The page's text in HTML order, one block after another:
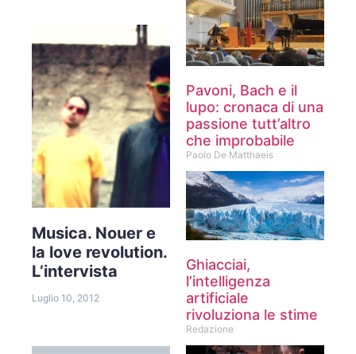
Musica. Nouer e
la love revolution.
L’intervista
Luglio 10, 2012
Pavoni, Bach e il
lupo: cronaca di una
passione tutt’altro
che improbabile
Paolo De Matthaeis
Ghiacciai,
l’intelligenza
artificiale
rivoluziona le stime
Redazione